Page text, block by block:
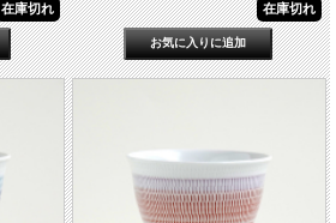
在庫切れ 在庫切れ